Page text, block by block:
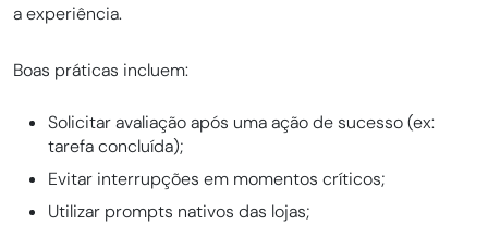
a experiência.
Boas práticas incluem:
Solicitar avaliação após uma ação de sucesso (ex:
tarefa concluída);
Evitar interrupções em momentos críticos;
Utilizar prompts nativos das lojas;